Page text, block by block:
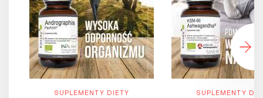
SUPLEMENTY DIETY SUPLEMENTY